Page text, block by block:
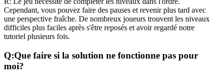
Cependant, vous pouvez faire des pauses et revenir plus tard avec
une perspective fraîche. De nombreux joueurs trouvent les niveaux
difficiles plus faciles après s'être reposés et avoir regardé notre
tutoriel plusieurs fois.
Q:Que faire si la solution ne fonctionne pas pour
moi?